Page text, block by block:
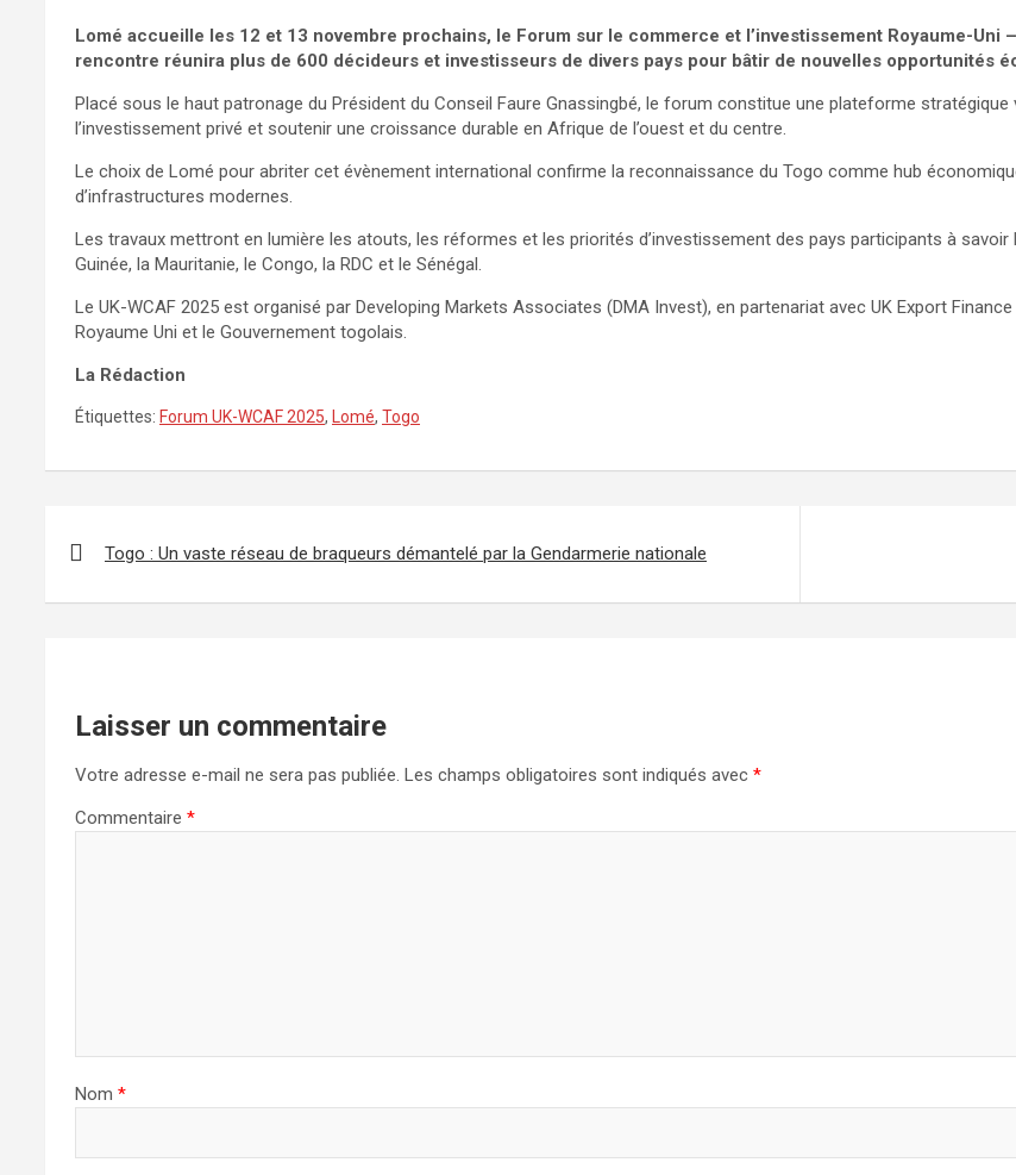
Lomé accueille les 12 et 13 novembre prochains, le Forum sur le commerce et l’investissement Royaume-
rencontre réunira plus de 600 décideurs et investisseurs de divers pays pour bâtir de nouvelles opportunités
Placé sous le haut patronage du Président du Conseil Faure Gnassingbé, le forum constitue une plateforme
l’investissement privé et soutenir une croissance durable en Afrique de l’ouest et du centre.
Le choix de Lomé pour abriter cet évènement international confirme la reconnaissance du Togo comme hub
d’infrastructures modernes.
Les travaux mettront en lumière les atouts, les réformes et les priorités d’investissement des pays participants à savoir
Guinée, la Mauritanie, le Congo, la RDC et le Sénégal.
Le UK-WCAF 2025 est organisé par Developing Markets Associates (DMA Invest), en partenariat avec UK Export
Royaume Uni et le Gouvernement togolais.
La Rédaction
Étiquettes: Forum UK-WCAF 2025, Lomé, Togo
de
Togo : Un vaste réseau de braqueurs démantelé par la Gendarmerie nationale
Laisser un commentaire
Votre adresse e-mail ne sera pas publiée. Les champs obligatoires sont indiqués avec *
Commentaire *
Nom *